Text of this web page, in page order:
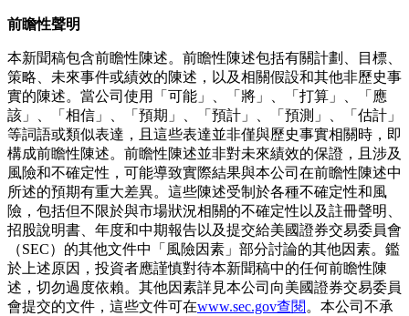
前瞻性聲明
本新聞稿包含前瞻性陳述。前瞻性陳述包括有關計劃、目標、
策略、未來事件或績效的陳述，以及相關假設和其他非歷史事
實的陳述。當公司使用「可能」、「將」、「打算」、「應
該」、「相信」、「預期」、「預計」、「預測」、「估計」
等詞語或類似表達，且這些表達並非僅與歷史事實相關時，即
構成前瞻性陳述。前瞻性陳述並非對未來績效的保證，且涉及
風險和不確定性，可能導致實際結果與本公司在前瞻性陳述中
所述的預期有重大差異。這些陳述受制於各種不確定性和風
險，包括但不限於與市場狀況相關的不確定性以及註冊聲明、
招股說明書、年度和中期報告以及提交給美國證券交易委員會
（SEC）的其他文件中「風險因素」部分討論的其他因素。鑑
於上述原因，投資者應謹慎對待本新聞稿中的任何前瞻性陳
述，切勿過度依賴。其他因素詳見本公司向美國證券交易委員
會提交的文件，這些文件可在www.sec.gov查閱。本公司不承